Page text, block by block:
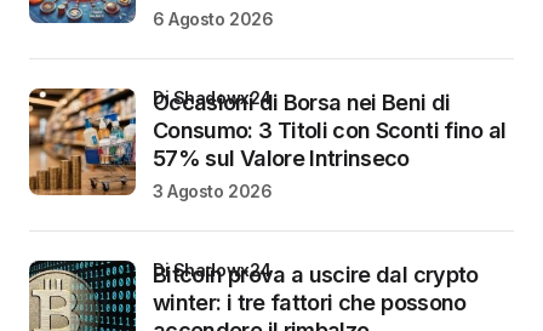
6 Agosto 2026
Occasioni di Borsa nei Beni di
Consumo: 3 Titoli con Sconti fino al
57% sul Valore Intrinseco
di Shadowx24
3 Agosto 2026
Bitcoin prova a uscire dal crypto
winter: i tre fattori che possono
di Shadowx24